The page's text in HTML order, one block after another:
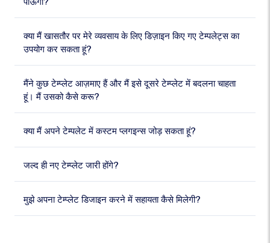
क्या मैं खासतौर पर मेरे व्यवसाय के लिए डिज़ाइन किए गए टेम्पलेट्स का
उपयोग कर सकता हूं?
मैंने कुछ टेम्प्लेट आज़माए हैं और मैं इसे दूसरे टेम्प्लेट में बदलना चाहता
हूं। मैं उसको कैसे करू?
क्या मैं अपने टेम्पलेट में कस्टम प्लगइन्स जोड़ सकता हूं?
जल्द ही नए टेम्प्लेट जारी होंगे?
मुझे अपना टेम्प्लेट डिजाइन करने में सहायता कैसे मिलेगी?